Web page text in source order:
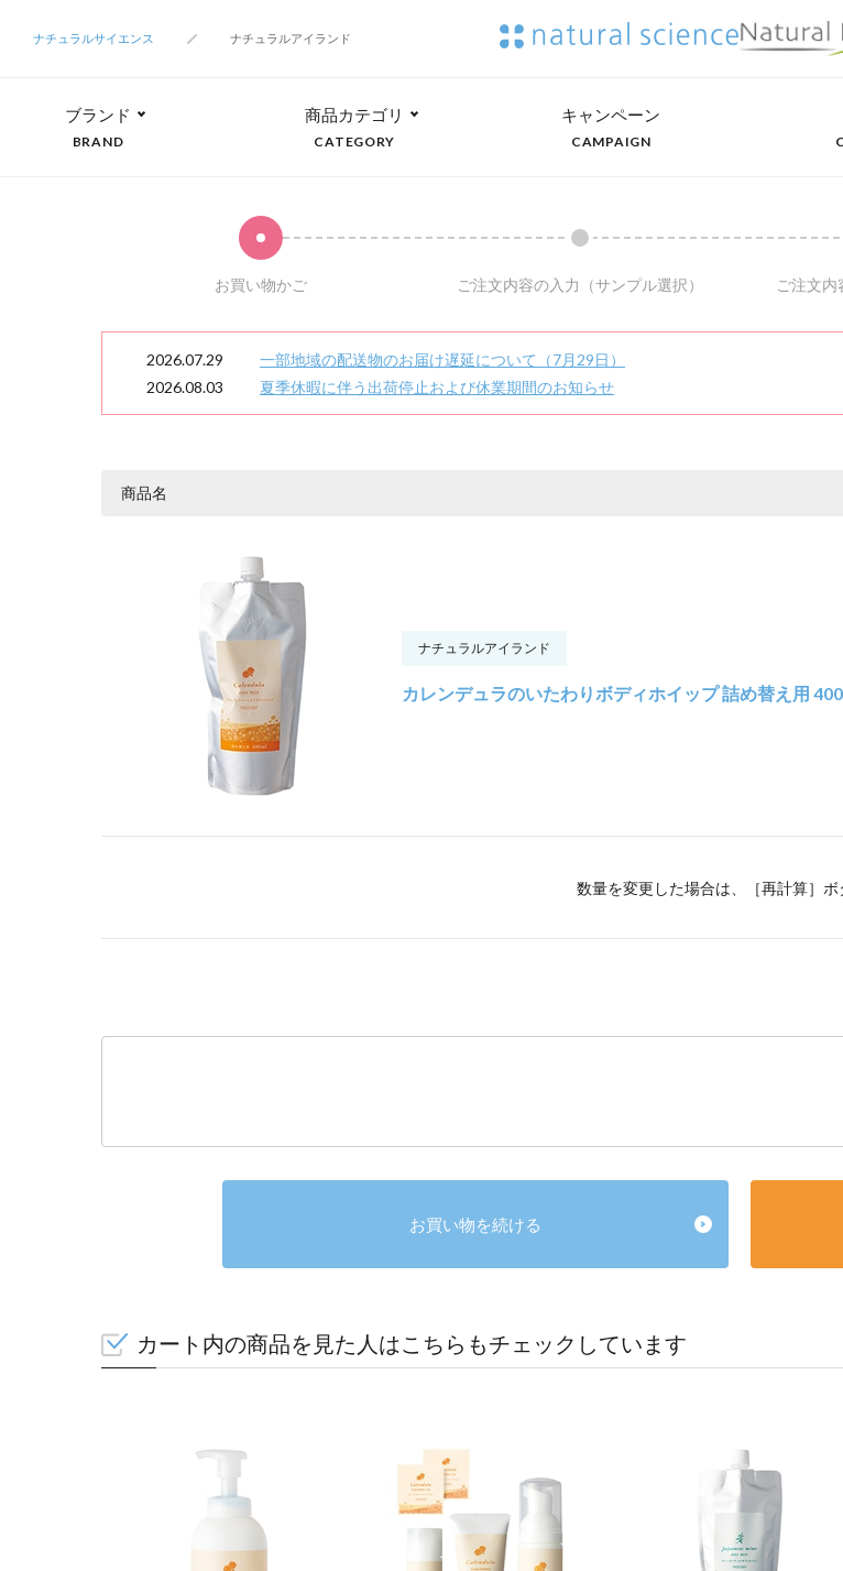
ナチュラルサイエンス
ナチュラルアイランド
ブランド
BRAND
商品カテゴリ
CATEGORY
キャンペーン
CAMPAIGN
お買い物かご ご注文内容の入力 （サンプル選択） ご注文
2026.07.29
一部地域の配送物のお届け遅延について（7月29日）
2026.08.03
夏季休暇に伴う出荷停止および休業期間のお知らせ
商品名
ナチュラルアイランド
カレンデュラのいたわりボディホイップ 詰め替え用
数量を変更した場合は、［再計算］
お買い物を続ける
カート内の商品を見た人はこちらもチェックしています